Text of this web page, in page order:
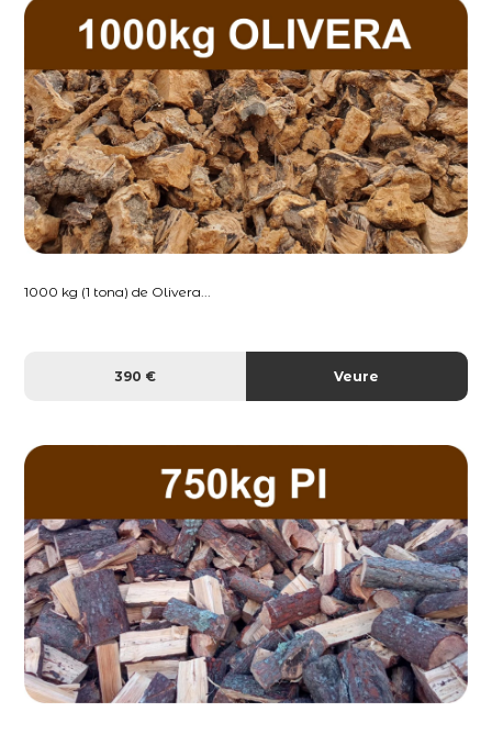
1000 kg (1 tona) de Olivera...
390 € Veure